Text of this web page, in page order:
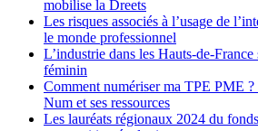
mobilise la Dreets
Les risques associés à l’usage de
le monde professionnel
L’industrie dans les Hauts-de-France
féminin
Comment numériser ma TPE PME
Num et ses ressources
Les lauréats régionaux 2024 du